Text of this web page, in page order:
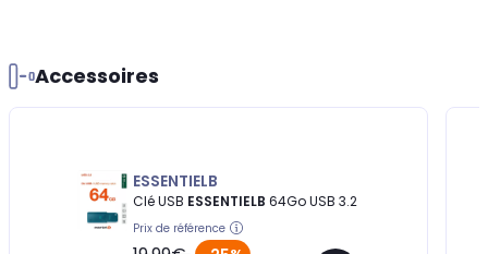
Accessoires
ESSENTIELB
Clé USB ESSENTIELB 64Go USB 3.2
Prix de référence